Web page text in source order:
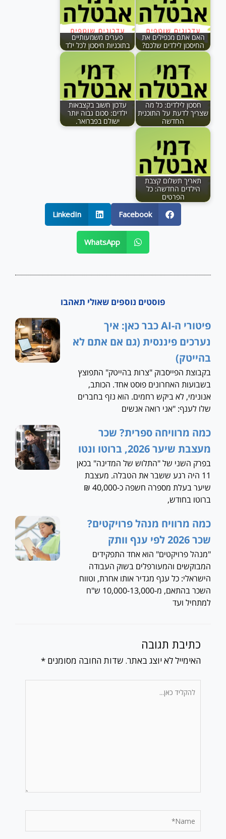
האם אתם מכפילים את
החיסכון לילדים שלכם?
פערים משמעותיים
בתוכניות חיסכון לכל ילד
חסכון לילדים: כל מה
שצריך לדעת על התוכנית
החדשה
עדכון חשוב בקצבאות
ילדים: סכום גבוה יותר
ישולם בפברואר.
תאריך תשלום קצבת
הילדים החדשה: כל
הפרטים
Facebook
LinkedIn
WhatsApp
פוסטים נוספים שאולי תאהבו
פיטורי ה-AI כבר כאן: איך
נערכים פיננסית (גם אם אתם לא
בהייטק)
בקבוצת הפייסבוק "צרות בהייטק" התפוצץ
בשבועות האחרונים פוסט אחד. הכותב,
אנונימי, לא ביקש רחמים. הוא נזף בחברים
שלו לענף: "אני רואה אנשים
כמה מרוויחה ספרית? שכר
מעצבת שיער 2026, ברוטו ונטו
בפרק השני של "התלוש של המדינה" בכאן
11 היה רגע ששבר את הטבלה. מעצבת
שיער בעלת מספרה חשפה כ-40,000 ₪
ברוטו בחודש,
כמה מרוויח מנהל פרויקטים?
שכר 2026 לפי ענף וותק
"מנהל פרויקטים" הוא אחד התפקידים
המבוקשים והמעורפלים בשוק העבודה
הישראלי: כל ענף מגדיר אותו אחרת, וטווח
השכר בהתאם, מ-10,000-13,000 ש"ח
למתחיל ועד
כתיבת תגובה
האימייל לא יוצג באתר. שדות החובה מסומנים *
כאן...
Name*